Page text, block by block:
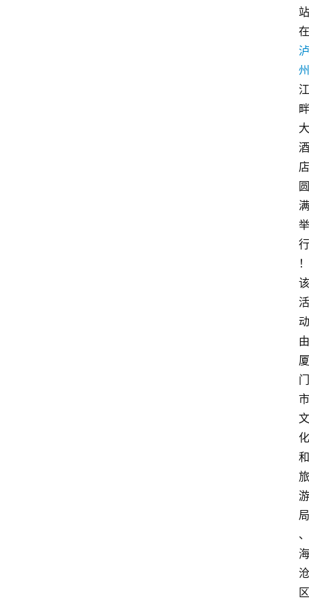
站
在
泸
州
江
畔
大
酒
店
圆
满
举
行
！
该
活
动
由
厦
门
市
文
化
和
旅
游
局
、
海
沧
区